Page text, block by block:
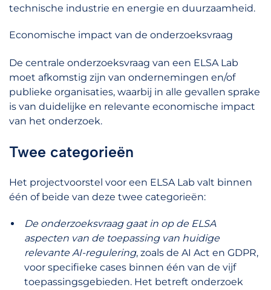
technische industrie en energie en duurzaamheid.
Economische impact van de onderzoeksvraag
De centrale onderzoeksvraag van een ELSA Lab
moet afkomstig zijn van ondernemingen en/of
publieke organisaties, waarbij in alle gevallen sprake
is van duidelijke en relevante economische impact
van het onderzoek.
Twee categorieën
Het projectvoorstel voor een ELSA Lab valt binnen
één of beide van deze twee categorieën:
De onderzoeksvraag gaat in op de ELSA
aspecten van de toepassing van huidige
relevante AI-regulering, zoals de AI Act en GDPR,
voor specifieke cases binnen één van de vijf
toepassingsgebieden. Het betreft onderzoek